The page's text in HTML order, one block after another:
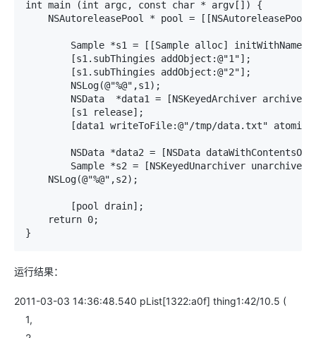
int main (int argc, const char * argv[]) {
NSAutoreleasePool * pool = [[NSAutoreleasePool
    NSLog(@"%@",s2);
    return 0;
运行结果：
2011-03-03 14:36:48.540 pList[1322:a0f] thing1:42/10.5 (
1,